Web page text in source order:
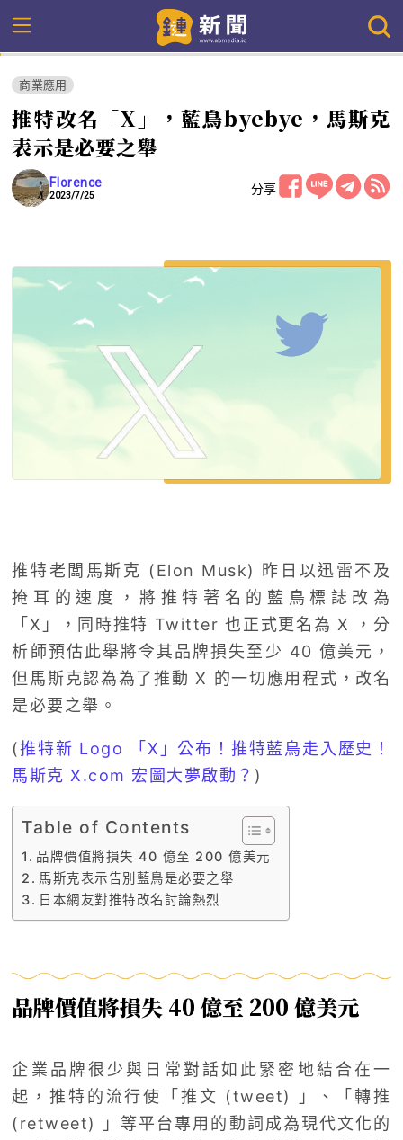
商業應用
推特改名「X」，藍鳥byebye，馬斯克
表示是必要之舉
Florence
2023/7/25 分享
推特老闆馬斯克 (Elon Musk) 昨日以迅雷不及
掩耳的速度，將推特著名的藍鳥標誌改為
「X」，同時推特 Twitter 也正式更名為 X ，分
析師預估此舉將令其品牌損失至少 40 億美元，
但馬斯克認為為了推動 X 的一切應用程式，改名
是必要之舉。
(推特新 Logo 「X」公布！推特藍鳥走入歷史！
馬斯克 X.com 宏圖大夢啟動？ )
Table of Contents
品牌價值將損失 40 億至 200 億美元
馬斯克表示告別藍鳥是必要之舉
日本網友對推特改名討論熱烈
品牌價值將損失 40 億至 200 億美元
企業品牌很少與日常對話如此緊密地結合在一
起，推特的流行使「推文 (tweet) 」、「轉推
(retweet) 」等平台專用的動詞成為現代文化的